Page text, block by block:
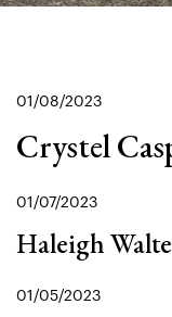
01/08/2023
Crystel
01/07/2023
Haleigh
01/05/2023